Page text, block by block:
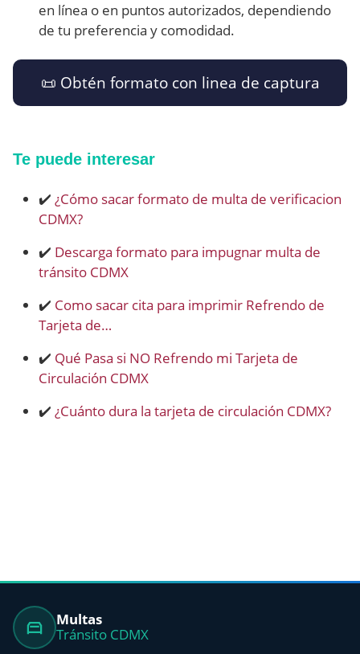
en línea o en puntos autorizados, dependiendo
de tu preferencia y comodidad.
📜​ Obtén formato con linea de captura
Te puede interesar
✔️ ¿Cómo sacar formato de multa de verificacion
CDMX?
✔️ Descarga formato para impugnar multa de
tránsito CDMX
✔️ Como sacar cita para imprimir Refrendo de
Tarjeta de…
✔️ Qué Pasa si NO Refrendo mi Tarjeta de
Circulación CDMX
✔️ ¿Cuánto dura la tarjeta de circulación CDMX?
Multas
Tránsito CDMX